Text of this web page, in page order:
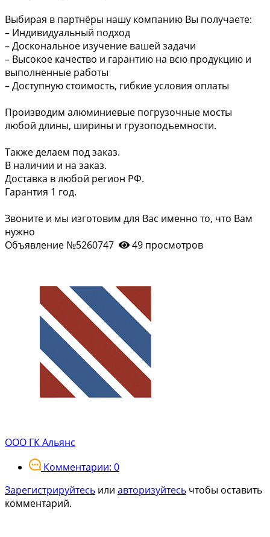
Выбирая в партнёры нашу компанию Вы получаете:
– Индивидуальный подход
– Доскональное изучение вашей задачи
– Высокое качество и гарантию на всю продукцию и
выполненные работы
– Доступную стоимость, гибкие условия оплаты
Производим алюминиевые погрузочные мосты
любой длины, ширины и грузоподъемности.
Также делаем под заказ.
В наличии и на заказ.
Доставка в любой регион РФ.
Гарантия 1 год.
Звоните и мы изготовим для Вас именно то, что Вам
нужно
Объявление №5260747
49 просмотров
ООО ГК Альянс
Комментарии: 0
Зарегистрируйтесь или авторизуйтесь чтобы оставить
комментарий.